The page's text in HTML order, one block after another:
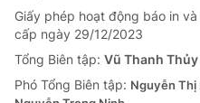
Giấy phép hoạt động báo in
cấp ngày 29/12/2023
Tổng Biên tập: Vũ Thanh Thủy
Phó Tổng Biên tập: Nguyễn Thị